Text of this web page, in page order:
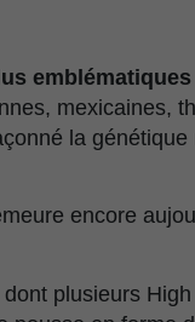
mexicaines,
la
encore
dont plusieurs